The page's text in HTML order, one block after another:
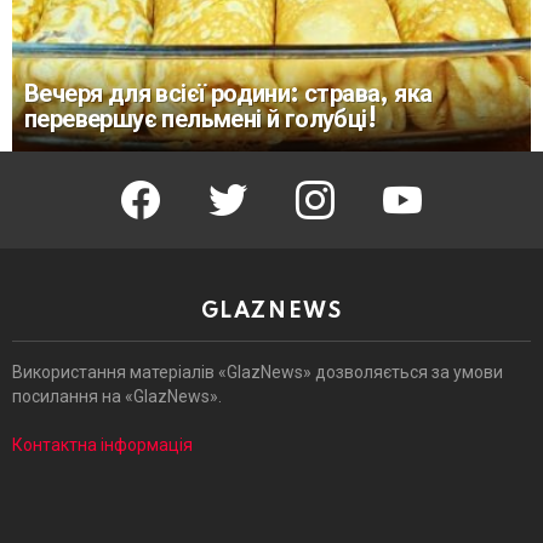
Вечеря для всієї родини: страва, яка
перевершує пельмені й голубці!
facebook twitter instagram youtube
GLAZNEWS
Використання матеріалів «GlazNews» дозволяється за умови
посилання на «GlazNews».
Контактна інформація